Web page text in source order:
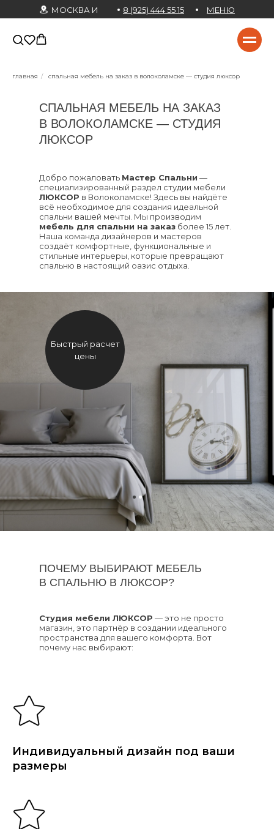
МОСКВА И
8 (925) 444 55 15 МЕНЮ
главная / спальная мебель на заказ в волоколамске — студия люксор
СПАЛЬНАЯ МЕБЕЛЬ НА ЗАКАЗ
В ВОЛОКОЛАМСКЕ — СТУДИЯ
ЛЮКСОР
Добро пожаловать Мастер Спальни —
специализированный раздел студии мебели
ЛЮКСОР в Волоколамске! Здесь вы найдёте
всё необходимое для создания идеальной
спальни вашей мечты. Мы производим
мебель для спальни на заказ более 15 лет.
Наша команда дизайнеров и мастеров
создаёт комфортные, функциональные и
стильные интерьеры, которые превращают
спальню в настоящий оазис отдыха.
Быстрый расчет
цены
Студия мебели ЛЮКСОР — это не просто
магазин, это партнёр в создании идеального
пространства для вашего комфорта. Вот
почему нас выбирают:
ПОЧЕМУ ВЫБИРАЮТ МЕБЕЛЬ
В СПАЛЬНЮ В ЛЮКСОР?
Индивидуальный дизайн под ваши
размеры